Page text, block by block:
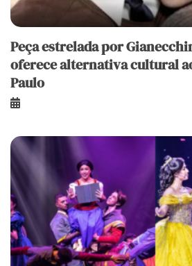
Peça estrelada por
oferece alternativa cultural
Paulo